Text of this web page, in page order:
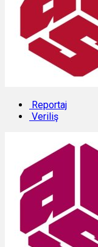
Reportaj
Veriliş